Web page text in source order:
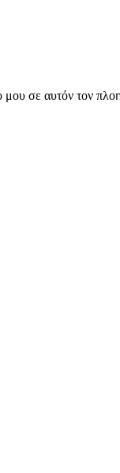
σε αυτόν τον